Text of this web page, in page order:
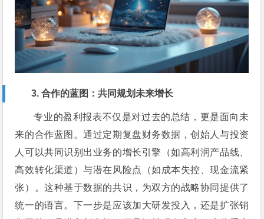
3. 合作的蓝图：共同规划未来增长
专业的盈利报表不仅是对过去的总结，更是面向未
来的合作蓝图。通过定期复盘财务数据，创始人与投资
人可以共同识别出业务的增长引擎（如高利润产品线、
高效转化渠道）与潜在风险点（如成本失控、现金流紧
张）。这种基于数据的共识，为双方的战略协同提供了
统一的语言。下一步是应该加大研发投入，还是扩张销